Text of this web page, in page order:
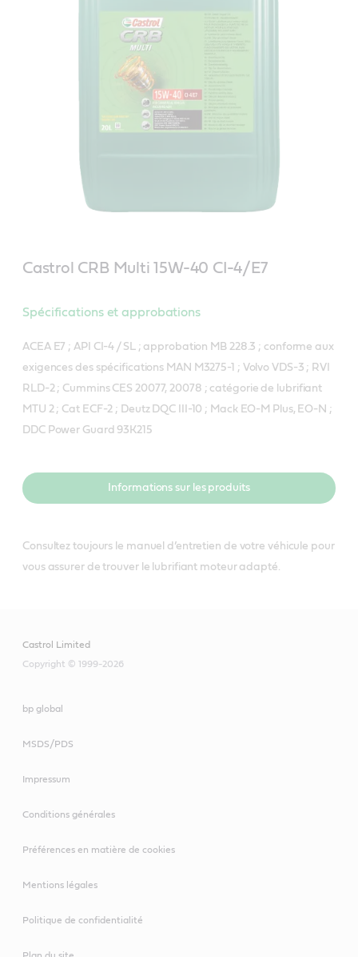
Castrol CRB Multi 15W-40 CI-4/E7
Spécifications et approbations
ACEA E7 ; API CI-4 / SL ; approbation MB 228.3 ; conforme aux
exigences des spécifications MAN M3275-1 ; Volvo VDS-3 ; RVI
RLD-2 ; Cummins CES 20077, 20078 ; catégorie de lubrifiant
MTU 2 ; Cat ECF-2 ; Deutz DQC III-10 ; Mack EO-M Plus, EO-N ;
DDC Power Guard 93K215
Informations sur les produits
Consultez toujours le manuel d’entretien de votre véhicule pour
vous assurer de trouver le lubrifiant moteur adapté.
Castrol Limited
Copyright © 1999-2026
bp global
MSDS/PDS
Impressum
Conditions générales
Préférences en matière de cookies
Mentions légales
Politique de confidentialité